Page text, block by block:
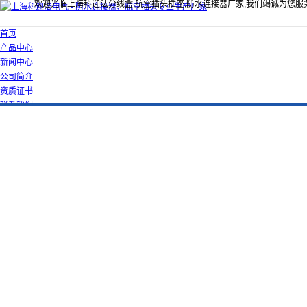
欢迎光临上海科迎法分线盒,航空插头插座,防水连接器厂家,我们竭诚为您服
首页
产品中心
新闻中心
公司简介
资质证书
联系我们